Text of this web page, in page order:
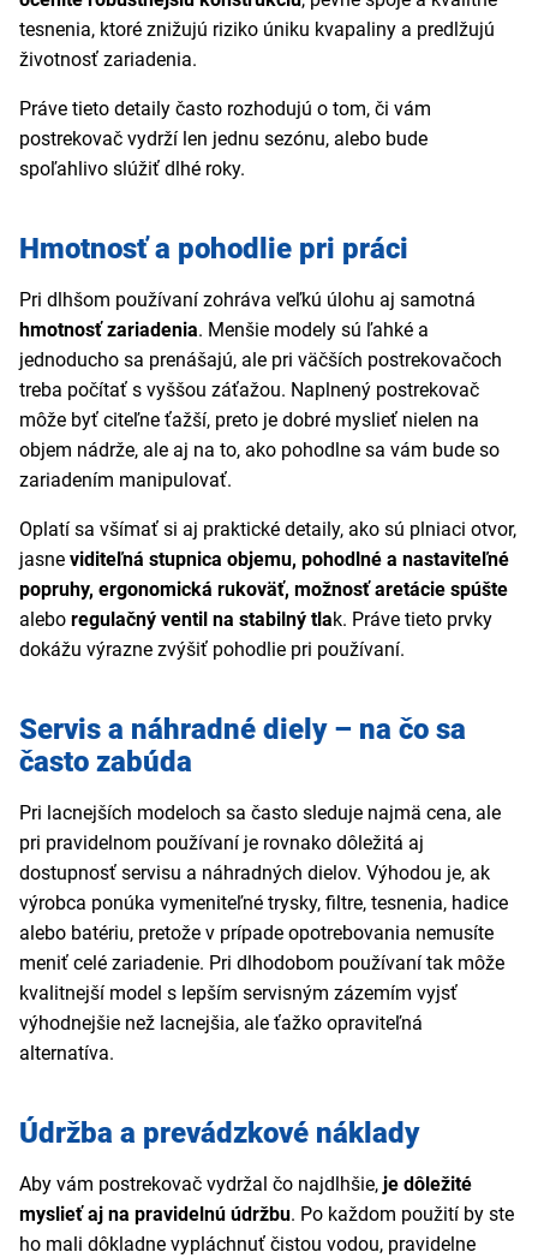
tesnenia, ktoré znižujú riziko úniku kvapaliny a predlžujú
životnosť zariadenia.
Práve tieto detaily často rozhodujú o tom, či vám
postrekovač vydrží len jednu sezónu, alebo bude
spoľahlivo slúžiť dlhé roky.
Hmotnosť a pohodlie pri práci
Pri dlhšom používaní zohráva veľkú úlohu aj samotná
hmotnosť zariadenia. Menšie modely sú ľahké a
jednoducho sa prenášajú, ale pri väčších postrekovačoch
treba počítať s vyššou záťažou. Naplnený postrekovač
môže byť citeľne ťažší, preto je dobré myslieť nielen na
objem nádrže, ale aj na to, ako pohodlne sa vám bude so
zariadením manipulovať.
Oplatí sa všímať si aj praktické detaily, ako sú plniaci otvor,
jasne viditeľná stupnica objemu, pohodlné a nastaviteľné
popruhy, ergonomická rukoväť, možnosť aretácie spúšte
alebo regulačný ventil na stabilný tlak. Práve tieto prvky
dokážu výrazne zvýšiť pohodlie pri používaní.
Servis a náhradné diely – na čo sa
často zabúda
Pri lacnejších modeloch sa často sleduje najmä cena, ale
pri pravidelnom používaní je rovnako dôležitá aj
dostupnosť servisu a náhradných dielov. Výhodou je, ak
výrobca ponúka vymeniteľné trysky, filtre, tesnenia, hadice
alebo batériu, pretože v prípade opotrebovania nemusíte
meniť celé zariadenie. Pri dlhodobom používaní tak môže
kvalitnejší model s lepším servisným zázemím vyjsť
výhodnejšie než lacnejšia, ale ťažko opraviteľná
alternatíva.
Údržba a prevádzkové náklady
Aby vám postrekovač vydržal čo najdlhšie, je dôležité
myslieť aj na pravidelnú údržbu. Po každom použití by ste
ho mali dôkladne vypláchnuť čistou vodou, pravidelne